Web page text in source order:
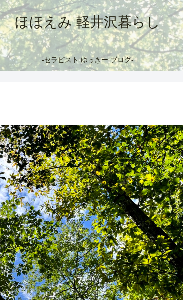
ほほえみ 軽井沢暮らし
-セラピスト ゆっきー ブログ-